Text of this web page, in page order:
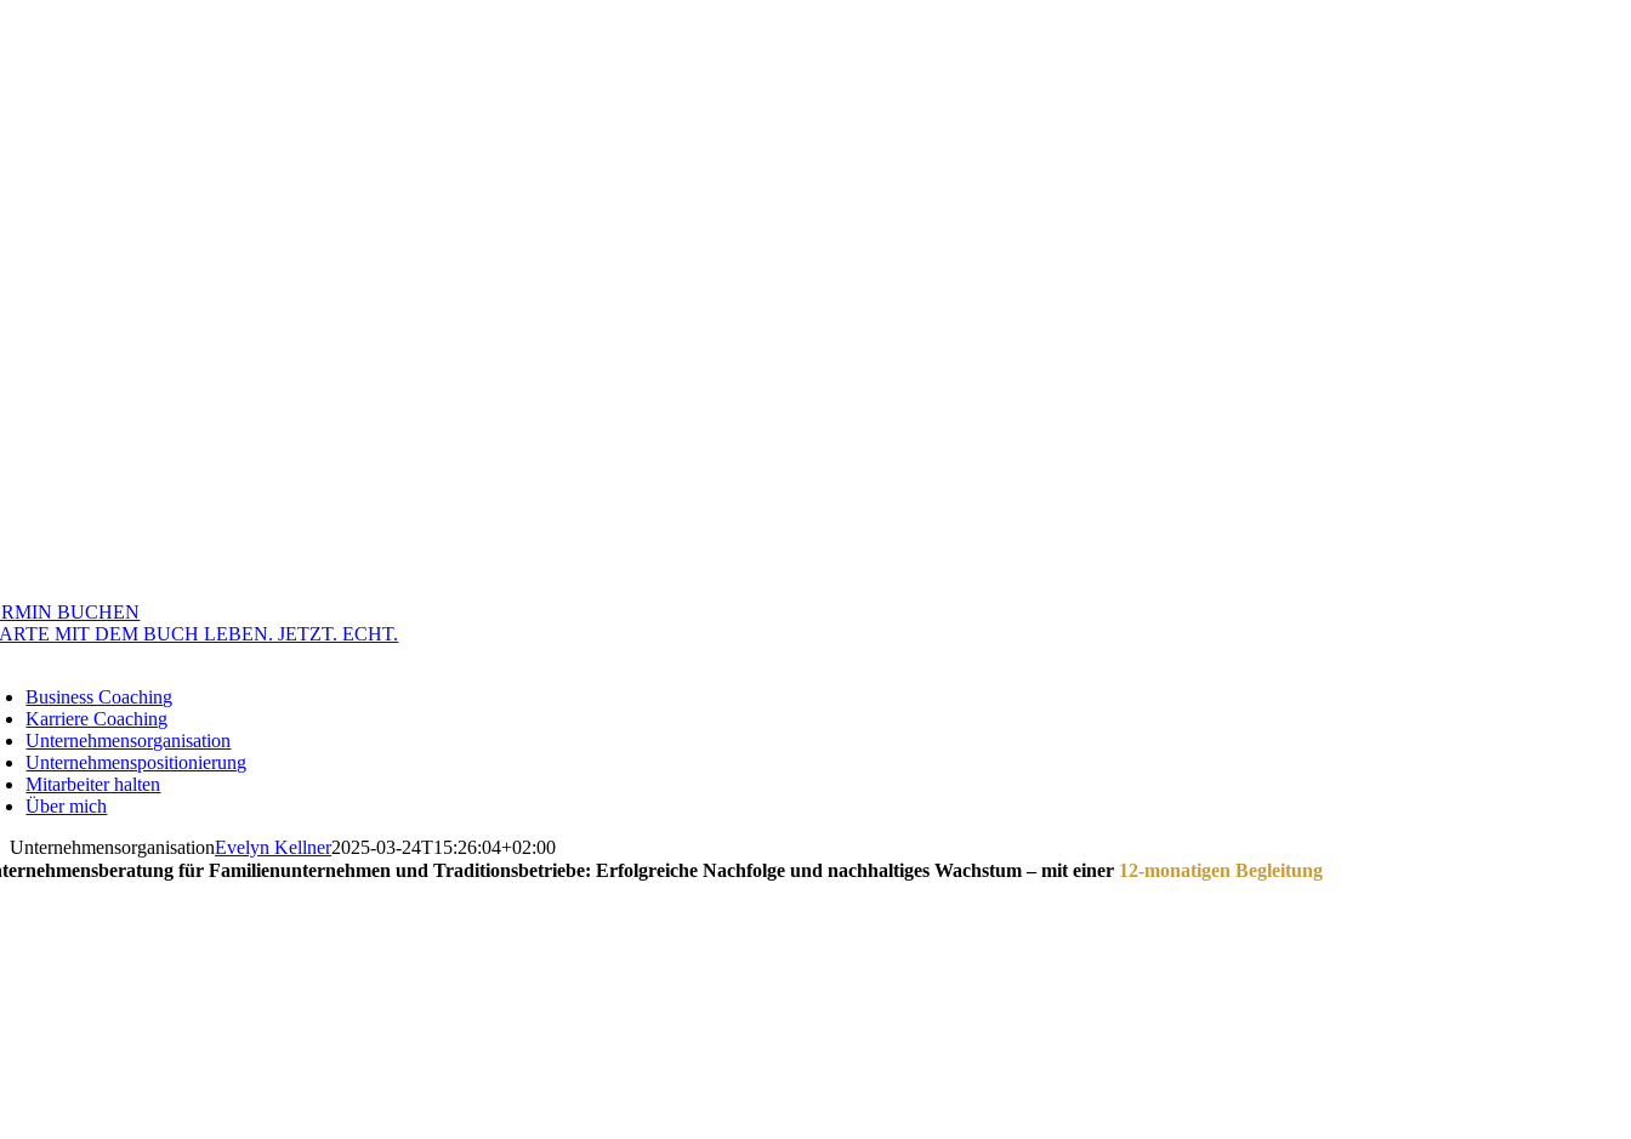
BUCHEN
MIT DEM BUCH LEBEN. JETZT. ECHT.
Business Coaching
Karriere Coaching
Unternehmensorganisation
Unternehmenspositionierung
Mitarbeiter halten
Über mich
UnternehmensorganisationEvelyn Kellner2025-03-24T15:26:04+02:00
für Familienunternehmen und Traditionsbetriebe: Erfolgreiche Nachfolge und nachhaltiges Wachstum – mit einer 12-monatigen Begleitung